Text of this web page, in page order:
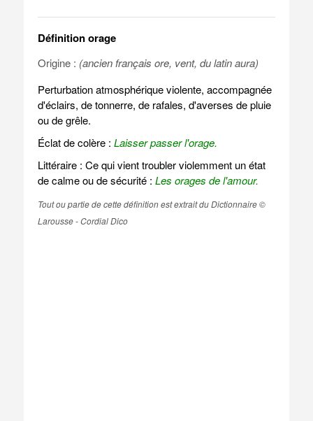
Définition orage
Origine : (ancien français ore, vent, du latin aura)
Perturbation atmosphérique violente, accompagnée
d'éclairs, de tonnerre, de rafales, d'averses de pluie
ou de grêle.
Éclat de colère : Laisser passer l'orage.
Littéraire : Ce qui vient troubler violemment un état
de calme ou de sécurité : Les orages de l'amour.
Tout ou partie de cette définition est extrait du Dictionnaire ©
Larousse - Cordial Dico